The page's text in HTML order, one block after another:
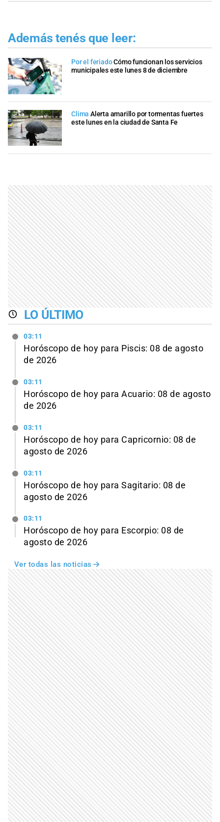
Además tenés que leer:
Por el feriadoCómo funcionan los servicios
municipales este lunes 8 de diciembre
Clima Alerta amarillo por tormentas fuertes
este lunes en la ciudad de Santa Fe
LO ÚLTIMO
03:11
Horóscopo de hoy para Piscis: 08 de agosto
de 2026
03:11
Horóscopo de hoy para Acuario: 08 de agosto
de 2026
03:11
Horóscopo de hoy para Capricornio: 08 de
agosto de 2026
03:11
Horóscopo de hoy para Sagitario: 08 de
agosto de 2026
03:11
Horóscopo de hoy para Escorpio: 08 de
agosto de 2026
Ver todas las noticias